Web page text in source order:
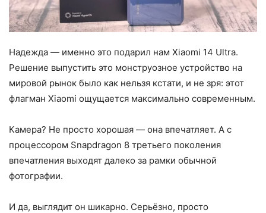
Надежда — именно это подарил нам Xiaomi 14 Ultra.
Решение выпустить это монструозное устройство на
мировой рынок было как нельзя кстати, и не зря: этот
флагман Xiaomi ощущается максимально современным.
Камера? Не просто хорошая — она впечатляет. А с
процессором Snapdragon 8 третьего поколения
впечатления выходят далеко за рамки обычной
фотографии.
И да, выглядит он шикарно. Серьёзно, просто